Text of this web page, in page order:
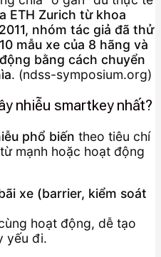
ETH Zurich từ khoa
nhóm tác giả đã thử
mẫu xe của 8 hãng và
bằng cách chuyển
. (ndss-symposium.org)
nhiễu smartkey nhất?
phổ biến theo tiêu chí
mạnh hoặc hoạt động
xe (barrier, kiểm soát
hoạt động, dễ tạo
yếu đi.